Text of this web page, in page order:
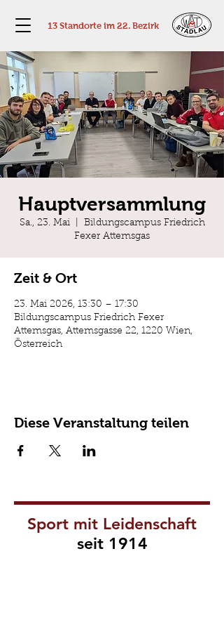
13 Standorte im 22. Bezirk
Hauptversammlung
Sa., 23. Mai
  |
Bildungscampus Friedrich
Fexer Attemsgas
Zeit & Ort
23. Mai 2026, 13:30 – 17:30
Bildungscampus Friedrich Fexer
Attemsgas, Attemsgasse 22, 1220 Wien,
Österreich
Diese Veranstaltung teilen
Sport mit Leidenschaft
seit 1914